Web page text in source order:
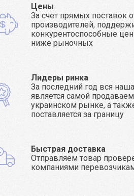
Цены
За счет прямых поставок
производителей,
конкурентоспособные
ниже рыночных
Лидеры ринка
За последний год вся
является самой
украинском рынке, а
поставляется за границу
Быстрая доставка
Отправляем товар
компаниями